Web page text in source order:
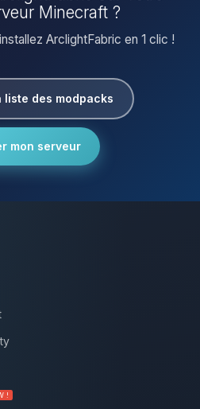
Minecraft ?
ArclightFabric en 1 clic !
liste des modpacks
mon serveur
!